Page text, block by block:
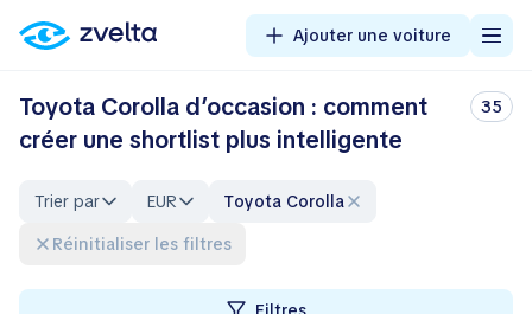
Ajouter une voiture
Toyota Corolla d’occasion : comment
créer une shortlist plus intelligente
35
Trier par EUR
Toyota Corolla
Réinitialiser les filtres